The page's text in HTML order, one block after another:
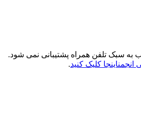
سبک تلفن همراه پشتیبانی نمی شود.
کلیک کنید.